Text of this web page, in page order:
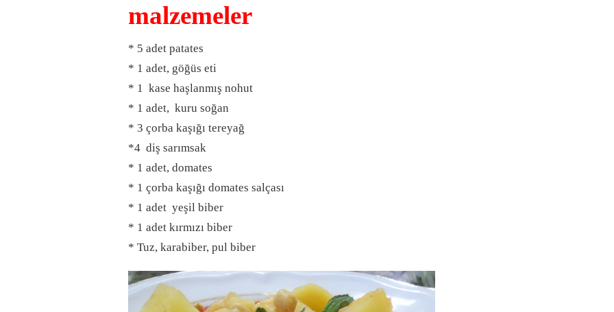
malzemeler
* 5 adet patates
* 1 adet, göğüs eti
* 1 kase haşlanmış nohut
* 1 adet, kuru soğan
* 3 çorba kaşığı tereyağ
*4 diş sarımsak
* 1 adet, domates
* 1 çorba kaşığı domates salçası
* 1 adet yeşil biber
* 1 adet kırmızı biber
* Tuz, karabiber, pul biber